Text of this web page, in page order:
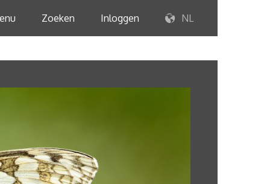
Zoeken Inloggen NL